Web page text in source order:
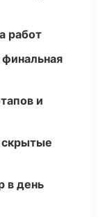
работ
и
скрытые
в день